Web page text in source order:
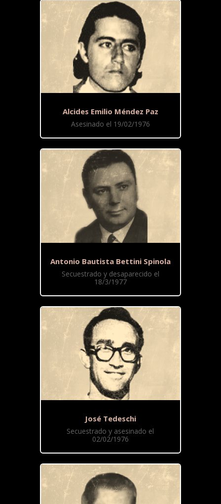
Alcides Emilio Méndez Paz
Asesinado el 19/02/1976
Antonio Bautista Bettini Spinola
Secuestrado y desaparecido el
18/3/1977
José Tedeschi
Secuestrado y asesinado el
02/02/1976